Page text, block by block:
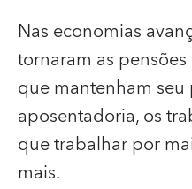
Nas economias
tornaram as
que mantenham
aposentadoria, os
que trabalhar por
mais.